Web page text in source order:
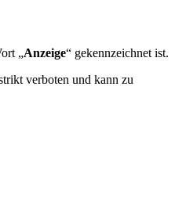
„Anzeige“ gekennzeichnet ist.
verboten und kann zu